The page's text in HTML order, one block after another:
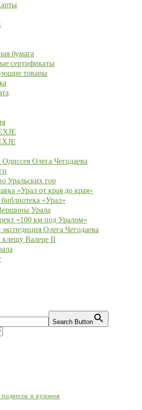
бумага
сертификаты
товары
Одиссея Олега Чегодаева
Уральских гор
«Урал от края до края»
«Урал»
Урала
«100 км под Уралом»
экспедиция Олега Чегодаева
Валере II
Search Button